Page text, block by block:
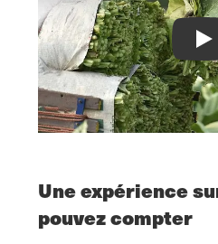
Une expérience
pouvez compter